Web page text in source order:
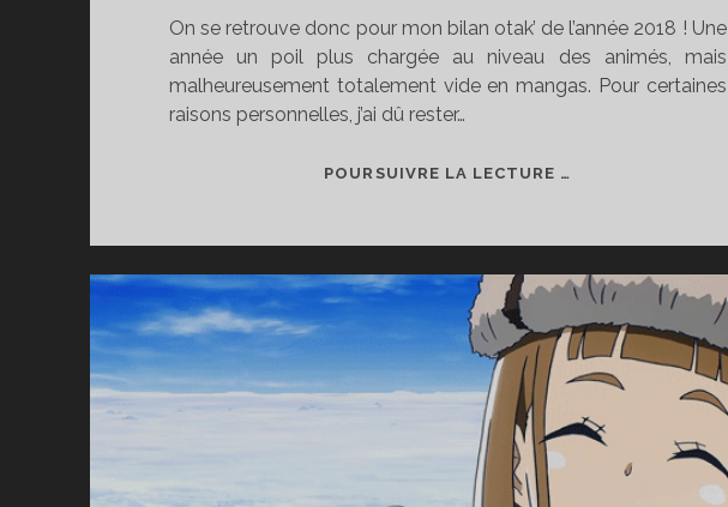
On se retrouve donc pour mon bilan otak’ de l’année 2018 ! Une
année un poil plus chargée au niveau des animés, mais
malheureusement totalement vide en mangas. Pour certaines
raisons personnelles, j’ai dû rester…
POURSUIVRE LA LECTURE …